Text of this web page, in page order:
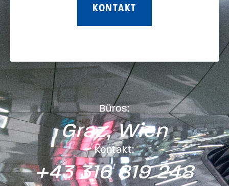
KONTAKT
Büros:
Graz, Wien
Kontakt:
+43 316 819 248